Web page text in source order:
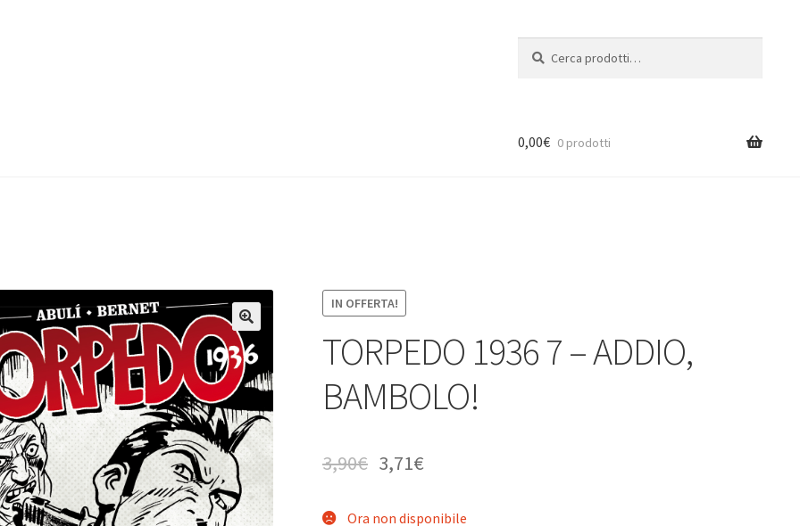
0,00€ 0 prodotti
IN OFFERTA!
TORPEDO 1936 7 – ADDIO,
BAMBOLO!
3,90€ 3,71€
Ora non disponibile